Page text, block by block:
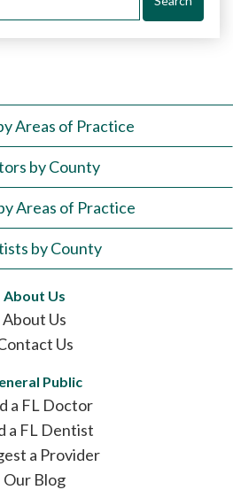
Areas of Practice
by County
Areas of Practice
by County
About Us
About Us
Us
Public
a FL Doctor
a FL Dentist
a Provider
Our Blog